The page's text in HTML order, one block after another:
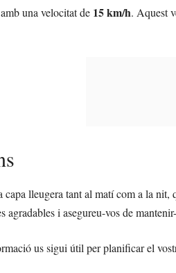
una velocitat de 15 km/h. Aquest
lleugera tant al matí com a la
agradables i asegureu-vos de
us sigui útil per planificar el